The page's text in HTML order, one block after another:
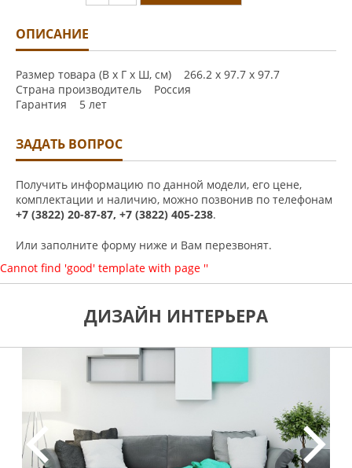
ОПИСАНИЕ
Размер товара (В x Г x Ш, см) 266.2 x 97.7 x 97.7
Страна производитель Россия
Гарантия 5 лет
ЗАДАТЬ ВОПРОС
Получить информацию по данной модели, его цене,
комплектации и наличию, можно позвонив по телефонам
+7 (3822) 20-87-87, +7 (3822) 405-238.
Или заполните форму ниже и Вам перезвонят.
Cannot find 'good' template with page ''
ДИЗАЙН ИНТЕРЬЕРА